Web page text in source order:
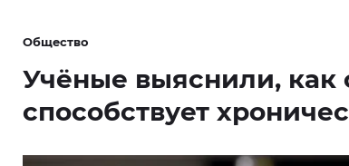
Общество
Учёные выяснили, как
способствует